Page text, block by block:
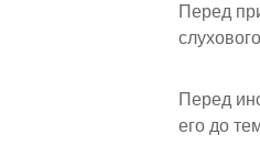
Перед
Перед
его до